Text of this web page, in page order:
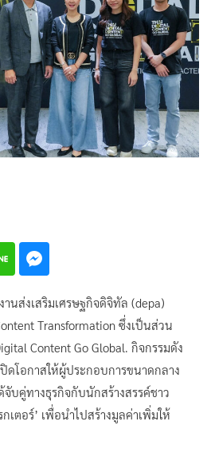
นส่งเสริมเศรษฐกิจดิจิทัล (depa)
Transformation ซึ่งเป็นส่วน
Content Go Global. กิจกรรมดัง
ดโอกาสให้ผู้ประกอบการขนาดกลาง
จับคู่ทางธุรกิจกับนักสร้างสรรค์ชาว
เตอร์’ เพื่อนำไปสร้างมูลค่าเพิ่มให้